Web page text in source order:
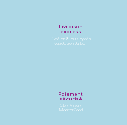
Livraison
express
Livré en 8 jours après
validation du BàT
Paiement
sécurisé
CB / Visa /
MasterCard